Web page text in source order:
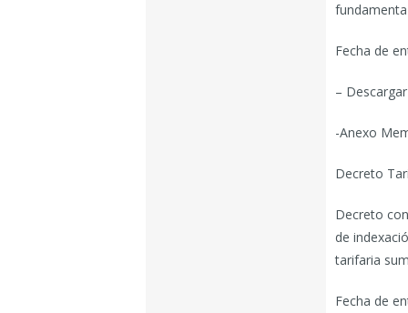
Fecha de
–
-Anexo
Decreto
Decreto
de
tarifaria
Fecha de